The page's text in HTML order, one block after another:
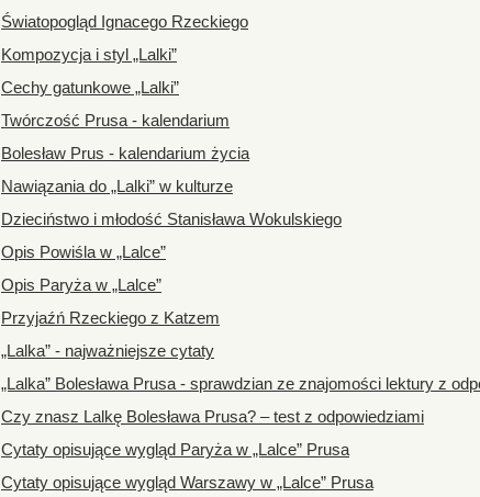
Światopogląd Ignacego Rzeckiego
Kompozycja i styl „Lalki”
Cechy gatunkowe „Lalki”
Twórczość Prusa - kalendarium
Bolesław Prus - kalendarium życia
Nawiązania do „Lalki” w kulturze
Dzieciństwo i młodość Stanisława Wokulskiego
Opis Powiśla w „Lalce”
Opis Paryża w „Lalce”
Przyjaźń Rzeckiego z Katzem
„Lalka” - najważniejsze cytaty
„Lalka” Bolesława Prusa - sprawdzian ze znajomości lektury z
Czy znasz Lalkę Bolesława Prusa? – test z odpowiedziami
Cytaty opisujące wygląd Paryża w „Lalce” Prusa
Cytaty opisujące wygląd Warszawy w „Lalce” Prusa